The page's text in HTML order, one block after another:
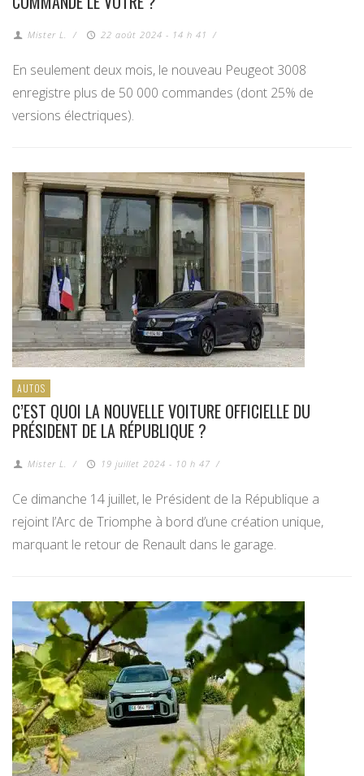
Mister L. / 22 août 2024 - 14 h 41 /
En seulement deux mois, le nouveau Peugeot 3008
enregistre plus de 50 000 commandes (dont 25% de
versions électriques).
AUTOS
C’EST QUOI LA NOUVELLE VOITURE OFFICIELLE DU
PRÉSIDENT DE LA RÉPUBLIQUE ?
Mister L. / 19 juillet 2024 - 10 h 47 /
Ce dimanche 14 juillet, le Président de la République a
rejoint l’Arc de Triomphe à bord d’une création unique,
marquant le retour de Renault dans le garage.